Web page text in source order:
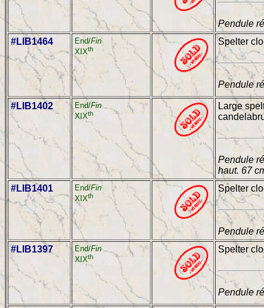
Pendule
#LIB1464
End/Fin
XIXth
Spelter
Pendule
#LIB1402 End/Fin
XIXth
Large
Pendule
haut. 67
#LIB1401
End/Fin
XIXth
Spelter
Pendule
#LIB1397
End/Fin
XIXth
Spelter
Pendule